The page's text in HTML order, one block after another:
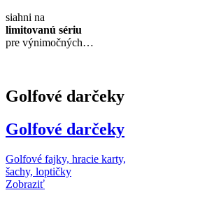
siahni na
limitovanú sériu
pre výnimočných…
Golfové darčeky
Golfové darčeky
Golfové fajky, hracie karty,
šachy, loptičky
Zobraziť